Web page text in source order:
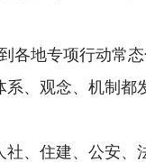
各地专项行动常态
、观念、机制都
、住建、公安、